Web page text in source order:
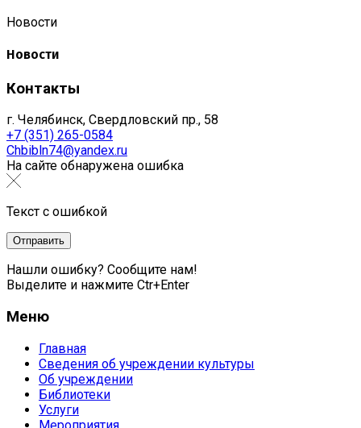
Новости
Новости
Контакты
г. Челябинск, Свердловский пр., 58
+7 (351) 265-0584
Chbibln74@yandex.ru
На сайте обнаружена ошибка
Текст с ошибкой
Нашли ошибку? Сообщите нам!
Выделите и нажмите Ctr+Enter
Меню
Главная
Сведения об учреждении культуры
Об учреждении
Библиотеки
Услуги
Мероприятия